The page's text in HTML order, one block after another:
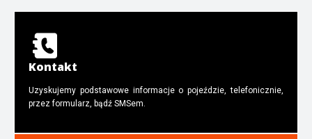
Kontakt
Uzyskujemy podstawowe informacje o pojeździe, telefonicznie,
przez formularz, bądź SMSem.